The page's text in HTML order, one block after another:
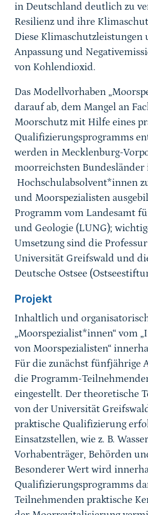
in Deutschland deutlich zu
Resilienz und ihre
Diese Klimaschutzleistungen
Anpassung und
von Kohlendioxid.
Das Modellvorhaben
darauf ab, dem Mangel an
Moorschutz mit Hilfe eines
Qualifizierungsprogramms
werden in Mecklenburg-
moorreichsten
Hochschulabsolvent*innen
und Moorspezialisten
Programm vom Landesamt
und Geologie (LUNG);
Umsetzung sind die
Universität Greifswald und
Deutsche Ostsee
Projekt
Inhaltlich und
„Moorspezialist*innen“ vom
von Moorspezialisten“
Für die zunächst fünfjährige
die Programm-
eingestellt. Der theoretische
von der Universität
praktische Qualifizierung
Einsatzstellen, wie z. B.
Vorhabenträger, Behörden
Besonderer Wert wird
Qualifizierungsprogramms
Teilnehmenden praktische